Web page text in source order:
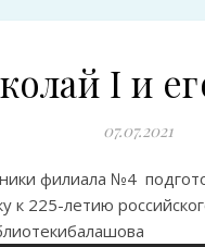
I и
07.07.2021
филиала №4
к 225-летию